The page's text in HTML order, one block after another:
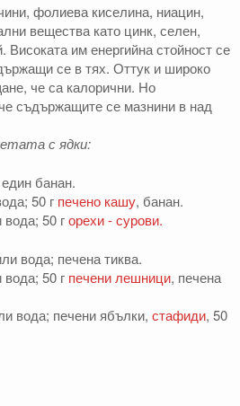
фолиева киселина, ниацин,
вещества като цинк, селен,
им енергийна стойност се
се в тях. Оттук и широко
че са калорични. Но
съдържащите се мазнини в над
с ядки:
банан.
50 г печено кашу, банан.
50 горехи - сурови.
вода; печена тиква.
50 г печени лешници, печена
вода; печени ябълки, стафиди, 50